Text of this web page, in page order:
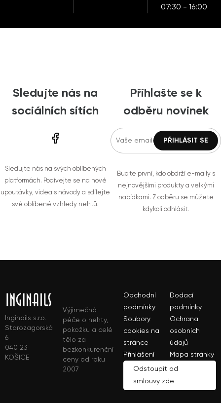
07:30 - 16:00
Sledujte nás na
sociálních sítích
Sledujte nás na svých oblíbených
platformách. Podívejte se na nové
upoutávky, videa s návody a sdílejte
své oblíbené vzhledy nehtů.
Přihlašte se k
odběru novinek
Buďte první, kdo obdrží e-maily s
nejnovějšími produkty a velkými
nabídkami. Z odběru se můžete
kdykoli odhlásit.
Inginails s.r.o.
Starozagorská
6
040 23
KOŠICE
Výjimečná
péče o nehty,
pokožku a celé
tělo za
bezkonkurenční
ceny od roku
2007
Obchodní
podmínky
Dodací
podmínky
Soubory
cookies na
stránce
Ochrana
osobních
údajů
Přihlášení
Mapa stránky
Odstoupit od
smlouvy zde